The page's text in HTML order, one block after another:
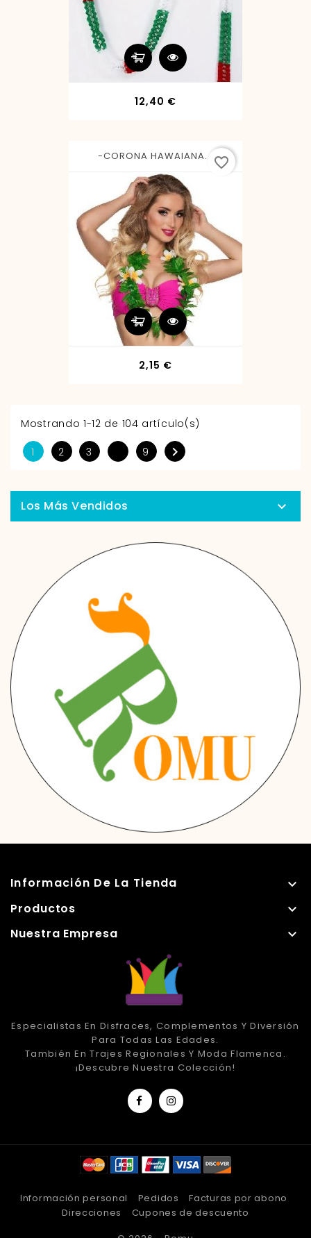
12,40 €Precio
-CORONA HAWAIANA...
2,15 €Precio
favorite_border
Mostrando 1-12 de 104 artículo(s)
1 2 3 9 
Los Más Vendidos 
Información De La Tienda 
Productos 
Nuestra Empresa 
Especialistas En Disfraces, Complementos Y Diversión
Para Todas Las Edades.
También En Trajes Regionales Y Moda Flamenca.
¡Descubre Nuestra Colección!
Información personal Pedidos
Facturas por abono
Direcciones
Cupones de descuento